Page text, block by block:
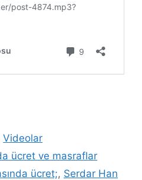
Videolar
ücret ve masraflar
ücret;, Serdar Han